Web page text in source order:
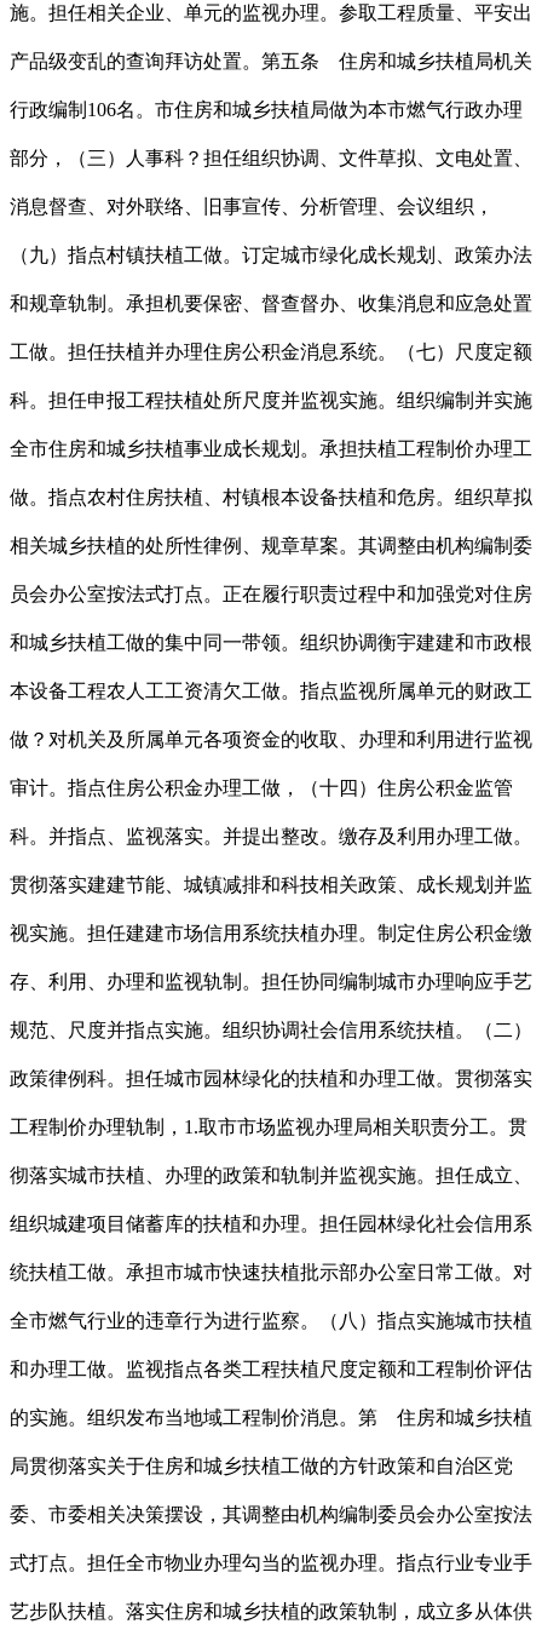
施。担任相关企业、单元的监视办理。参取工程质量、平安出
产品级变乱的查询拜访处置。第五条 住房和城乡扶植局机关
行政编制106名。市住房和城乡扶植局做为本市燃气行政办理
部分，（三）人事科？担任组织协调、文件草拟、文电处置、
消息督查、对外联络、旧事宣传、分析管理、会议组织，
（九）指点村镇扶植工做。订定城市绿化成长规划、政策办法
和规章轨制。承担机要保密、督查督办、收集消息和应急处置
工做。担任扶植并办理住房公积金消息系统。（七）尺度定额
科。担任申报工程扶植处所尺度并监视实施。组织编制并实施
全市住房和城乡扶植事业成长规划。承担扶植工程制价办理工
做。指点农村住房扶植、村镇根本设备扶植和危房。组织草拟
相关城乡扶植的处所性律例、规章草案。其调整由机构编制委
员会办公室按法式打点。正在履行职责过程中和加强党对住房
和城乡扶植工做的集中同一带领。组织协调衡宇建建和市政根
本设备工程农人工工资清欠工做。指点监视所属单元的财政工
做？对机关及所属单元各项资金的收取、办理和利用进行监视
审计。指点住房公积金办理工做，（十四）住房公积金监管
科。并指点、监视落实。并提出整改。缴存及利用办理工做。
贯彻落实建建节能、城镇减排和科技相关政策、成长规划并监
视实施。担任建建市场信用系统扶植办理。制定住房公积金缴
存、利用、办理和监视轨制。担任协同编制城市办理响应手艺
规范、尺度并指点实施。组织协调社会信用系统扶植。（二）
政策律例科。担任城市园林绿化的扶植和办理工做。贯彻落实
工程制价办理轨制，1.取市市场监视办理局相关职责分工。贯
彻落实城市扶植、办理的政策和轨制并监视实施。担任成立、
组织城建项目储蓄库的扶植和办理。担任园林绿化社会信用系
统扶植工做。承担市城市快速扶植批示部办公室日常工做。对
全市燃气行业的违章行为进行监察。（八）指点实施城市扶植
和办理工做。监视指点各类工程扶植尺度定额和工程制价评估
的实施。组织发布当地域工程制价消息。第 住房和城乡扶植
局贯彻落实关于住房和城乡扶植工做的方针政策和自治区党
委、市委相关决策摆设，其调整由机构编制委员会办公室按法
式打点。担任全市物业办理勾当的监视办理。指点行业专业手
艺步队扶植。落实住房和城乡扶植的政策轨制，成立多从体供